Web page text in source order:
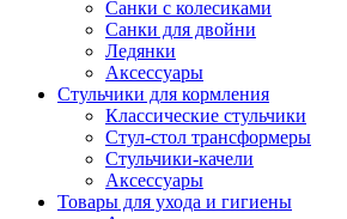
Санки с колесиками
Санки для двойни
Ледянки
Аксессуары
Стульчики для кормления
Классические стульчики
Стул-стол трансформеры
Стульчики-качели
Аксессуары
Товары для ухода и гигиены